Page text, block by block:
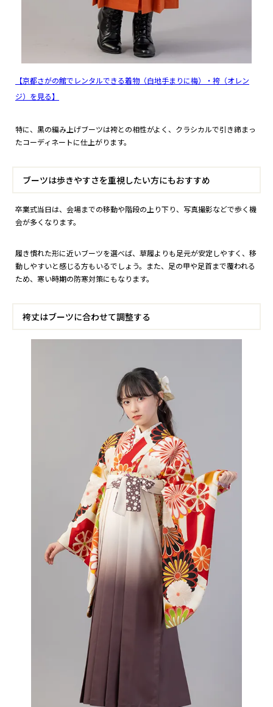
【京都さがの館でレンタルできる着物（白地手まりに梅）・袴（オレン
ジ）を見る】
特に、黒の編み上げブーツは袴との相性がよく、クラシカルで引き締まっ
たコーディネートに仕上がります。
ブーツは歩きやすさを重視したい方にもおすすめ
卒業式当日は、会場までの移動や階段の上り下り、写真撮影などで歩く機
会が多くなります。
履き慣れた形に近いブーツを選べば、草履よりも足元が安定しやすく、移
動しやすいと感じる方もいるでしょう。また、足の甲や足首まで覆われる
ため、寒い時期の防寒対策にもなります。
袴丈はブーツに合わせて調整する